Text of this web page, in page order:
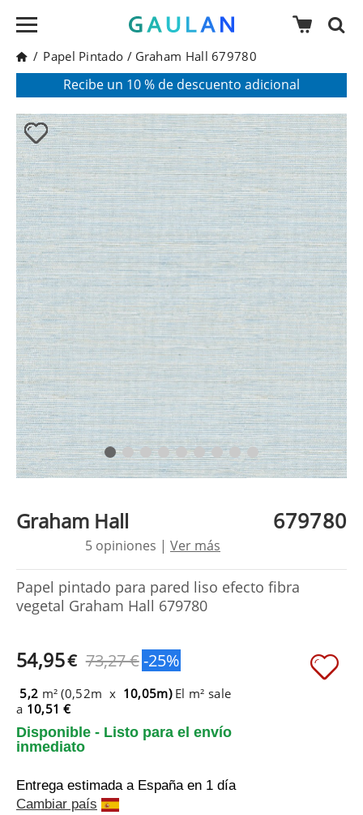
/ Papel Pintado / Graham Hall 679780
Pon en tu cesta el código:AGOSTO2026
Recibe un 10 % de descuento adicional
* Válido para pedidos superiores a 120€
Graham Hall 679780
5 opiniones | Ver más
Papel pintado para pared liso efecto fibra
vegetal Graham Hall 679780
54,95€ 73,27 €-25%
5,2 m² (0,52m x 10,05m) El m² sale
a 10,51 €
Disponible - Listo para el envío
inmediato
Entrega estimada a España en 1 día
Cambiar país